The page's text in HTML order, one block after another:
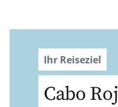
Ihr Reiseziel
Cabo